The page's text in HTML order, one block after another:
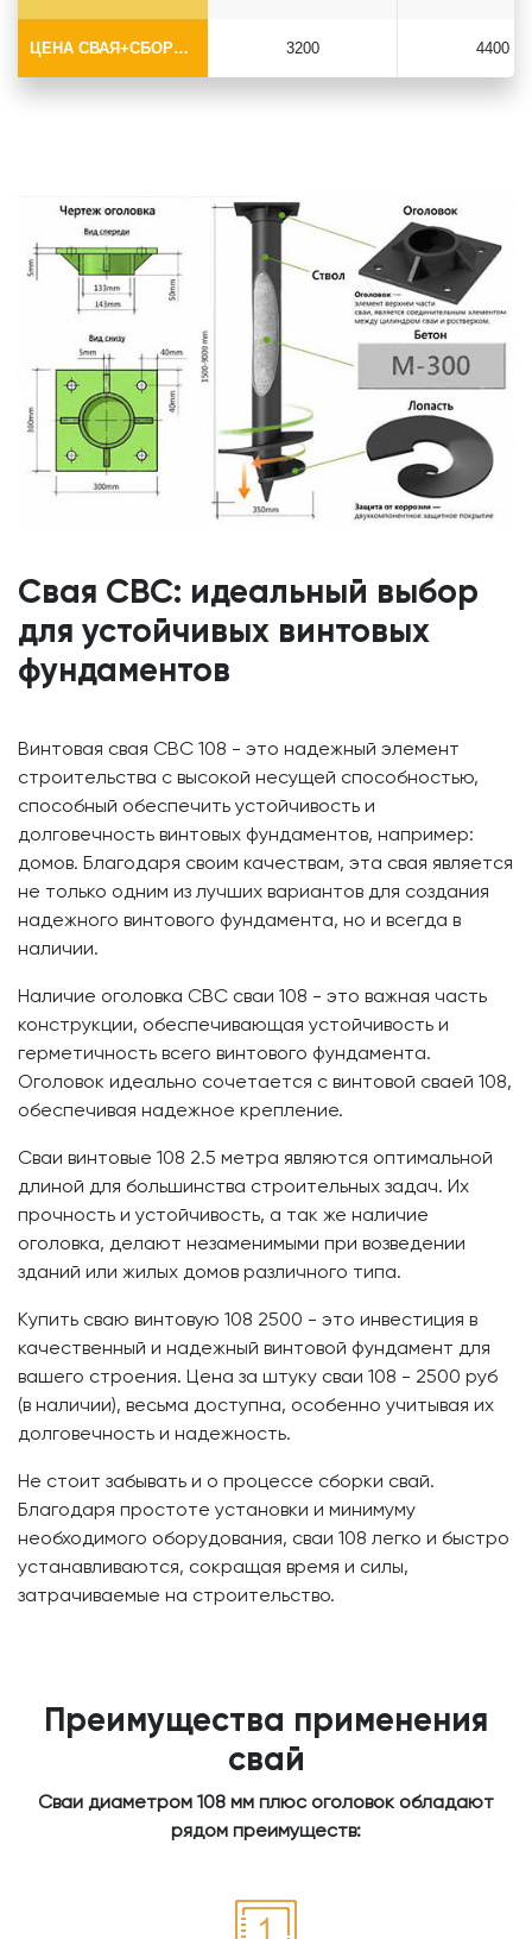
ЦЕНА СВАЯ+СБОРКА (БЕЗ ОГОЛОВКА) 3200 4400
Свая СВС: идеальный выбор
для устойчивых винтовых
фундаментов
Винтовая свая СВС 108 - это надежный элемент
строительства с высокой несущей способностью,
способный обеспечить устойчивость и
долговечность винтовых фундаментов, например:
домов. Благодаря своим качествам, эта свая является
не только одним из лучших вариантов для создания
надежного винтового фундамента, но и всегда в
наличии.
Наличие оголовка СВС сваи 108 - это важная часть
конструкции, обеспечивающая устойчивость и
герметичность всего винтового фундамента.
Оголовок идеально сочетается с винтовой сваей 108,
обеспечивая надежное крепление.
Сваи винтовые 108 2.5 метра являются оптимальной
длиной для большинства строительных задач. Их
прочность и устойчивость, а так же наличие
оголовка, делают незаменимыми при возведении
зданий или жилых домов различного типа.
Купить сваю винтовую 108 2500 - это инвестиция в
качественный и надежный винтовой фундамент для
вашего строения. Цена за штуку сваи 108 - 2500 руб
(в наличии), весьма доступна, особенно учитывая их
долговечность и надежность.
Не стоит забывать и о процессе сборки свай.
Благодаря простоте установки и минимуму
необходимого оборудования, сваи 108 легко и быстро
устанавливаются, сокращая время и силы,
затрачиваемые на строительство.
Преимущества применения
свай
Сваи диаметром 108 мм плюс оголовок обладают
рядом преимуществ: